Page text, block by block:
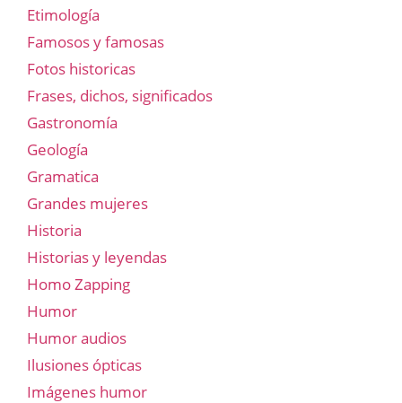
Etimología
Famosos y famosas
Fotos historicas
Frases, dichos, significados
Gastronomía
Geología
Gramatica
Grandes mujeres
Historia
Historias y leyendas
Homo Zapping
Humor
Humor audios
Ilusiones ópticas
Imágenes humor